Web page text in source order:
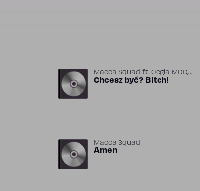
Macca Squad ft.Cegła MCC,
Kaizer MCC,Mr. Polska
Chcesz być? Bitch!
Macca Squad
Amen